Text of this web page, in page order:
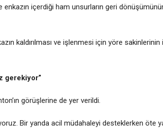
içerdiği ham unsurların geri
kaldırılması ve işlenmesi için yöre
gerekiyor”
görüşlerine de yer verildi.
Bir yanda acil müdahaleyi desteklerken öte